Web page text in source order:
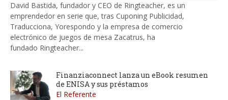
David Bastida, fundador y CEO de Ringteacher, es un
emprendedor en serie que, tras Cuponing Publicidad,
Traducciona, Yorespondo y la empresa de comercio
electrónico de juegos de mesa Zacatrus, ha
fundado Ringteacher...
Finanziaconnect lanza un eBook resumen
de ENISA y sus préstamos
El Referente